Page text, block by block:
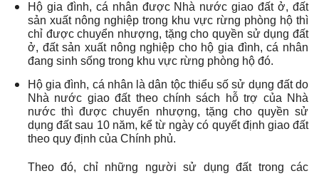
Hộ gia đình, cá nhân được Nhà nước giao đất ở, đất
sản xuất nông nghiệp trong khu vực rừng phòng hộ thì
chỉ được chuyển nhượng, tặng cho quyền sử dụng đất
ở, đất sản xuất nông nghiệp cho hộ gia đình, cá nhân
đang sinh sống trong khu vực rừng phòng hộ đó.
Hộ gia đình, cá nhân là dân tộc thiểu số sử dụng đất do
Nhà nước giao đất theo chính sách hỗ trợ của Nhà
nước thì được chuyển nhượng, tặng cho quyền sử
dụng đất sau 10 năm, kể từ ngày có quyết định giao đất
theo quy định của Chính phủ.
Theo đó, chỉ những người sử dụng đất trong các